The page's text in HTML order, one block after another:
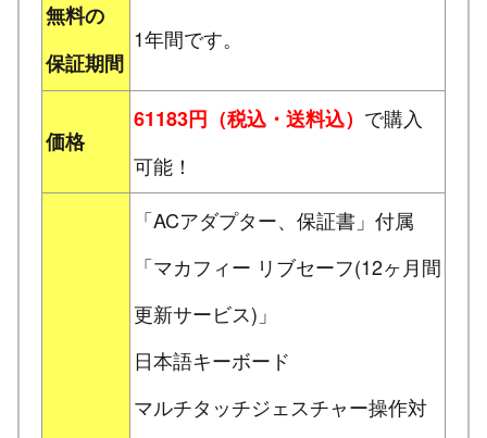
無料の
保証期間
1年間です。
価格
61183円（税込・送料込） で購入
可能！
「ACアダプター、保証書」付属
「マカフィー リブセーフ(12ヶ月間
更新サービス)」
日本語キーボード
マルチタッチジェスチャー操作対